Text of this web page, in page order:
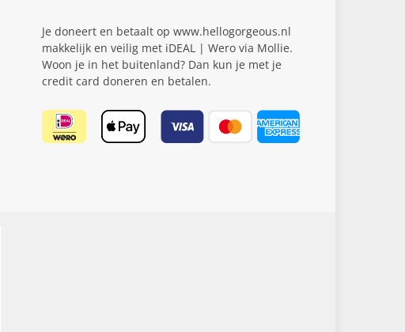
Je doneert en betaalt op www.hellogorgeous.nl
makkelijk en veilig met iDEAL | Wero via Mollie.
Woon je in het buitenland? Dan kun je met je
credit card doneren en betalen.